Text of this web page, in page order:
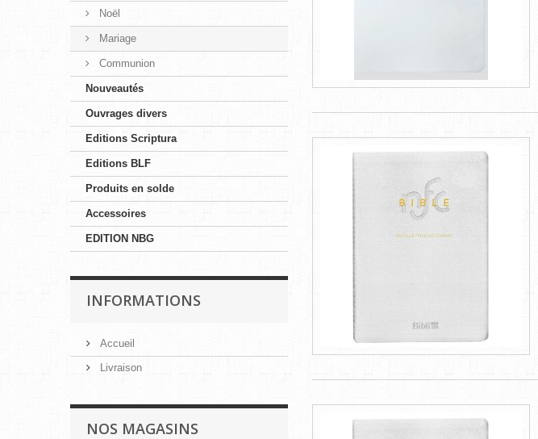
Noël
Mariage
Communion
Nouveautés
Ouvrages divers
Editions Scriptura
Editions BLF
Produits en solde
Accessoires
EDITION NBG
INFORMATIONS
Accueil
Livraison
NOS MAGASINS